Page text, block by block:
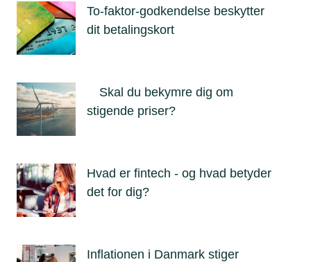
To-faktor-godkendelse beskytter
dit betalingskort
Skal du bekymre dig om
stigende priser?
Hvad er fintech - og hvad betyder
det for dig?
Inflationen i Danmark stiger